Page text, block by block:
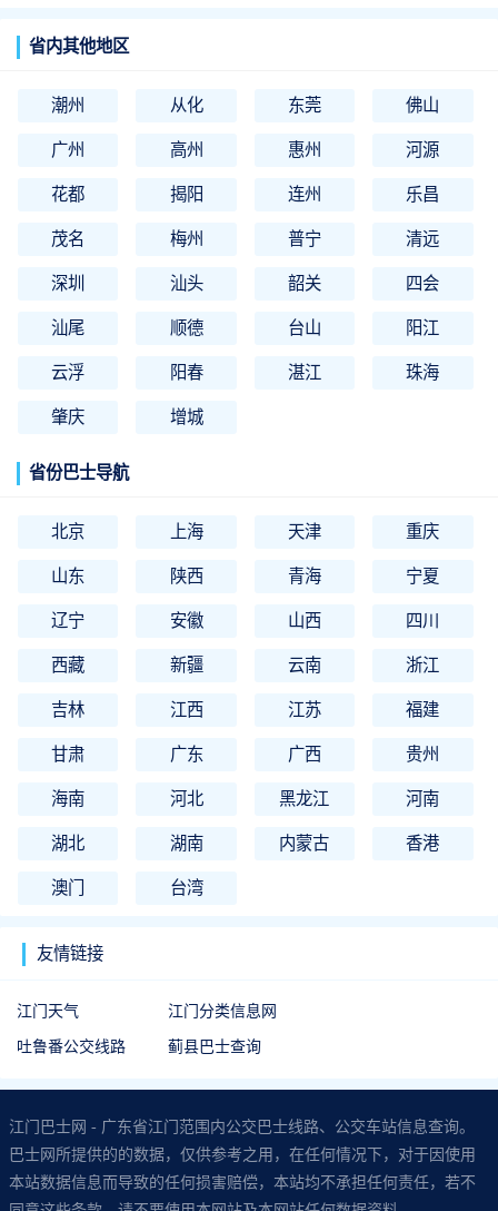
省内其他地区
潮州 从化 东莞 佛山
广州 高州 惠州 河源
花都 揭阳 连州 乐昌
茂名 梅州 普宁 清远
深圳 汕头 韶关 四会
汕尾 顺德 台山 阳江
云浮 阳春 湛江 珠海
肇庆 增城
省份巴士导航
北京 上海 天津 重庆
山东 陕西 青海 宁夏
辽宁 安徽 山西 四川
西藏 新疆 云南 浙江
吉林 江西 江苏 福建
甘肃 广东 广西 贵州
海南 河北 黑龙江 河南
湖北 湖南 内蒙古 香港
澳门 台湾
友情链接
江门天气 江门分类信息网
吐鲁番公交线路 蓟县巴士查询
江门巴士网 - 广东省江门范围内公交巴士线路、公交车站信息查询。
巴士网所提供的的数据，仅供参考之用，在任何情况下，对于因使用
本站数据信息而导致的任何损害赔偿，本站均不承担任何责任，若不